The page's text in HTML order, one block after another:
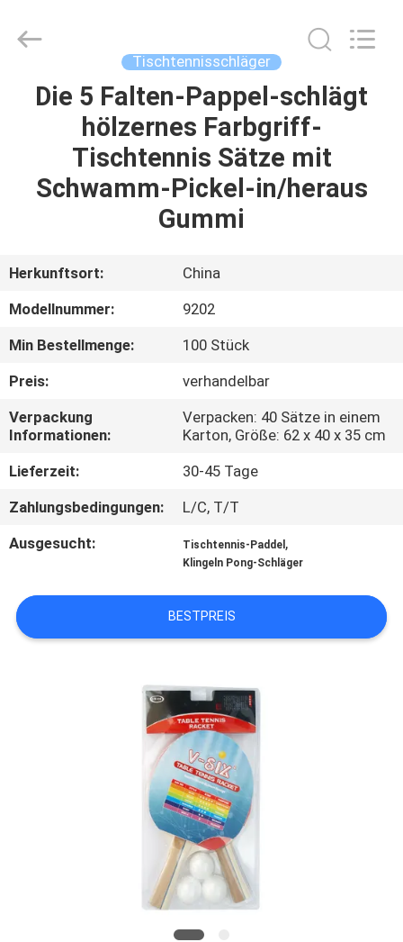
PRODUKTE
UNS
QUALITÄTSKONTROLLE
KONTAKT
MIT
UNS
UM
EIN
Sports
Ltd..
Tischtennisschläger
Die 5 Falten-Pappel-schlägt
hölzernes Farbgriff-
Tischtennis Sätze mit
Schwamm-Pickel-in/heraus
Gummi
Herkunftsort:
China
Modellnummer:
9202
Min Bestellmenge:
100 Stück
Preis:
verhandelbar
Verpackung
Informationen:
Verpacken: 40 Sätze in einem
Karton, Größe: 62 x 40 x 35 cm
Lieferzeit:
30-45 Tage
Zahlungsbedingungen:
L/C, T/T
Ausgesucht:
Tischtennis-Paddel ,
Klingeln Pong-Schläger
BESTPREIS